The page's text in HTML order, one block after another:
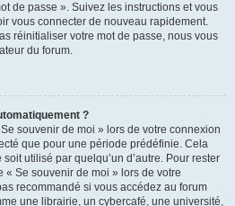
de passe ». Suivez les instructions et vous
vous connecter de nouveau rapidement.
réinitialiser votre mot de passe, nous vous
du forum.
?
souvenir de moi » lors de votre connexion
que pour une période prédéfinie. Cela
utilisé par quelqu’un d’autre. Pour rester
Se souvenir de moi » lors de votre
recommandé si vous accédez au forum
une librairie, un cybercafé, une université,